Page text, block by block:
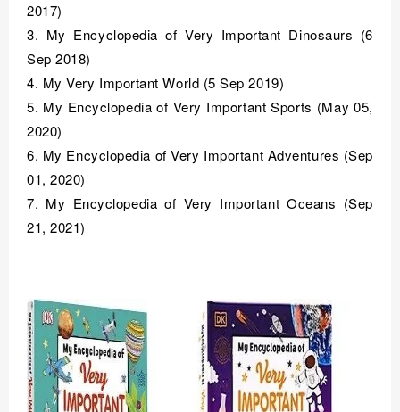
2017)
3. My Encyclopedia of Very Important Dinosaurs (6
Sep 2018)
4. My Very Important World (5 Sep 2019)
5. My Encyclopedia of Very Important Sports (May 05,
2020)
6. My Encyclopedia of Very Important Adventures (Sep
01, 2020)
7. My Encyclopedia of Very Important Oceans (Sep
21, 2021)